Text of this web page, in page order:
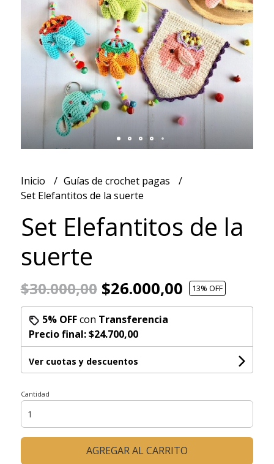
Inicio
Guías de crochet pagas
Set Elefantitos de la suerte
Set Elefantitos de la
suerte
$30.000,00$26.000,00 13% OFF
5% OFFcon Transferencia
Precio final:$24.700,00
Ver cuotas y descuentos
Cantidad
AGREGAR AL CARRITO